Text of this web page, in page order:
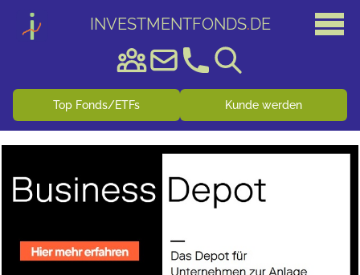
INVESTMENTFONDS.DE
Top Fonds/ETFs Kunde werden